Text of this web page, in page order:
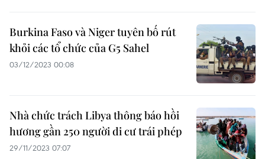
Burkina Faso và Niger tuyên bố rút
khỏi các tổ chức của G5 Sahel
03/12/2023 00:08
Nhà chức trách Libya thông báo hồi
hương gần 250 người di cư trái phép
29/11/2023 07:07